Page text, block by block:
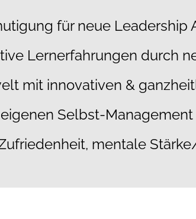
Herausforderungen stärken.
für neue Leadership
Lernerfahrungen durch
mit innovativen &
Selbst-
mentale